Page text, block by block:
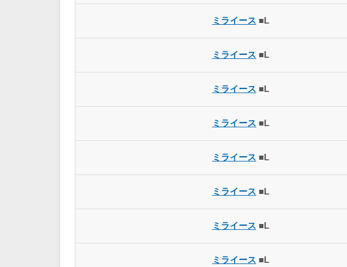
ミライース ■L
ミライース ■L
ミライース ■L
ミライース ■L
ミライース ■L
ミライース ■L
ミライース ■L
ミライース ■L